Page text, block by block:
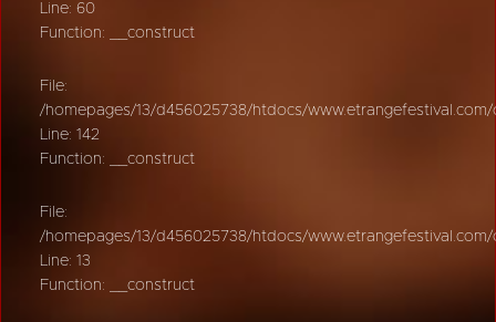
Line: 60
Function: __construct
File:
/homepages/13/d456025738/htdocs/
Line: 142
Function: __construct
File:
/homepages/13/d456025738/htdocs/
Line: 13
Function: __construct